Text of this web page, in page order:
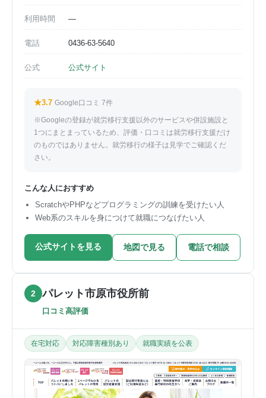
利用時間 —
電話 0436-63-5640
公式 公式サイト
★3.7 Google口コミ 7件
※Googleの登録が就労移行支援以外のサービスや併設施設と
1つにまとまっているため、評価・口コミは就労移行支援だけ
のものではありません。就労移行の様子は見学でご確認くだ
さい。
こんな人におすすめ
ScratchやPHPなどプログラミングの訓練を受けたい人
Web系のスキルを身につけて就職につなげたい人
公式サイトを見る 地図で見る 電話で相談
2 パレット市原市役所前
口コミ高評価
在宅対応 対応障害種別あり 就職実績を公表